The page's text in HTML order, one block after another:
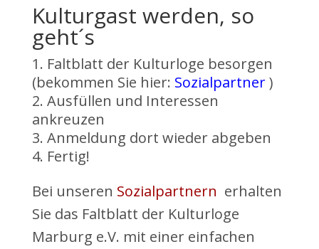
Kulturgast werden, so
geht´s
Faltblatt der Kulturloge besorgen
(bekommen Sie hier: Sozialpartner)
Ausfüllen und Interessen
ankreuzen
Anmeldung dort wieder abgeben
Fertig!
Bei unseren Sozialpartnern erhalten
Sie das Faltblatt der Kulturloge
Marburg e.V. mit einer einfachen